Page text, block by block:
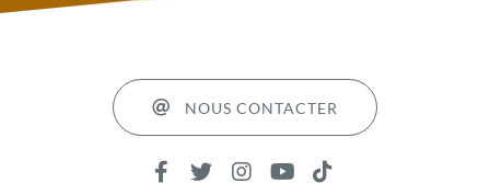
NOUS CONTACTER